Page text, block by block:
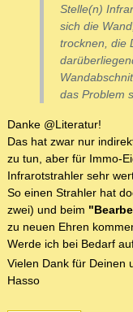
Stelle(n)
sich die
trocknen, die
das Problem
Danke @Literatur!
Das hat zwar nur
zu tun, aber für Immo-
Infrarotstrahler sehr
So einen Strahler hat
zwei) und beim
zu neuen Ehren
Werde ich bei Bedarf
Vielen Dank für Deinen
Hasso